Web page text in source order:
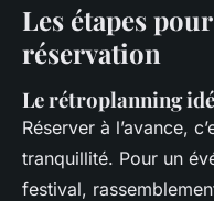
Les étapes
réservation
Le rétroplanning
Réserver à l’avance,
tranquillité. Pour un
festival,